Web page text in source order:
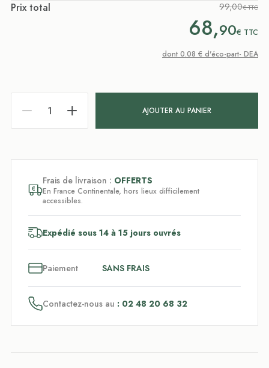
Prix total 99,00€ TTC
68,90€ TTC
dont 0.08 € d'éco-part- DEA
AJOUTER AU PANIER
Frais de livraison : OFFERTS
En France Continentale, hors lieux difficilement
accessibles.
Expédié sous 14 à 15 jours ouvrés
Paiement SANS FRAIS
Contactez-nous au : 02 48 20 68 32